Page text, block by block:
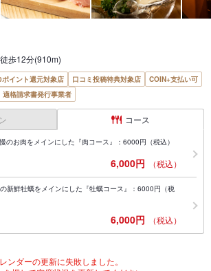
歩12分(910m)
ポイント還元対象店 口コミ投稿特典対象店
COIN+支払い可
適格請求書発行事業者
コース
のお肉をメインにした『肉コース』：6000円（税込）
6,000円 （税込）
新鮮牡蠣をメインにした『牡蠣コース』：6000円（税
6,000円 （税込）
ンダーの更新に失敗しました。